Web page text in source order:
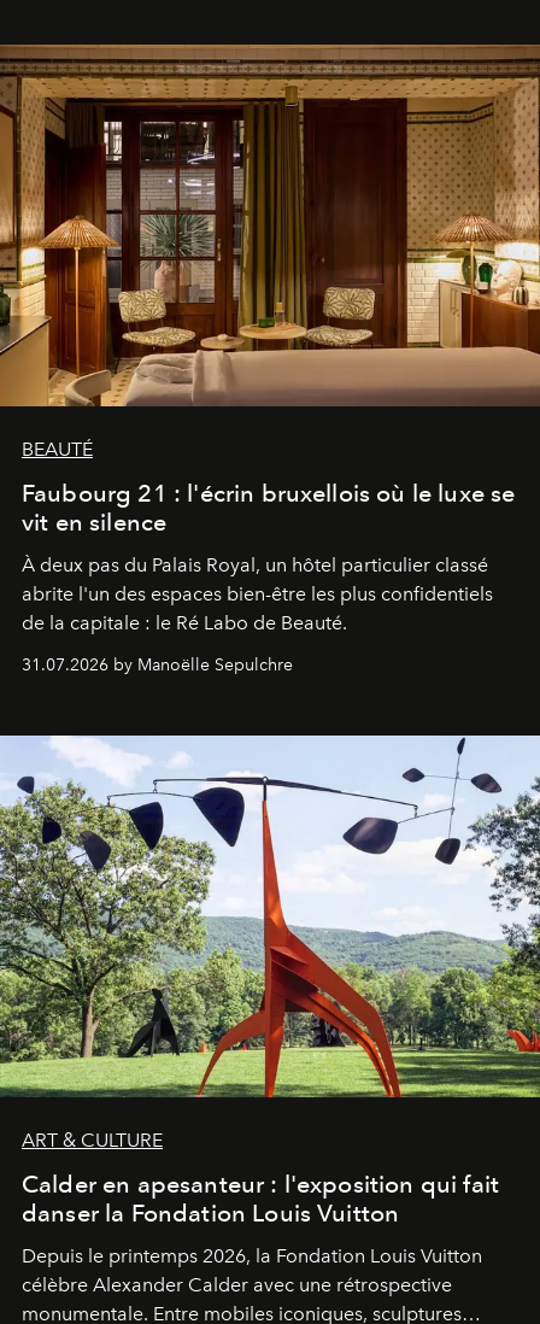
BEAUTÉ
Faubourg 21 : l'écrin bruxellois où le luxe se
vit en silence
À deux pas du Palais Royal, un hôtel particulier classé
abrite l'un des espaces bien-être les plus confidentiels
de la capitale : le Ré Labo de Beauté.
31.07.2026 by Manoëlle Sepulchre
ART & CULTURE
Calder en apesanteur : l'exposition qui fait
danser la Fondation Louis Vuitton
Depuis le printemps 2026, la Fondation Louis Vuitton
célèbre Alexander Calder avec une rétrospective
monumentale. Entre mobiles iconiques, sculptures